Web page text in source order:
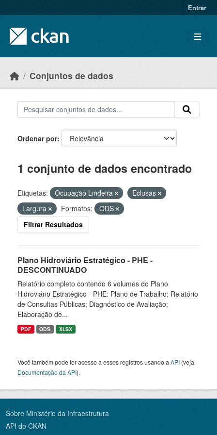
Entrar
Conjuntos de dados
Ordenar por
1 conjunto de dados encontrado
Etiquetas: Ocupação Lindeira
Eclusas
Largura
Formatos:
ODS
Filtrar Resultados
Plano Hidroviário Estratégico - PHE -
DESCONTINUADO
Relatório completo contendo 6 volumes do Plano
Hidroviário Estratégico - PHE: Plano de Trabalho; Relatório
de Consultas Públicas; Diagnóstico de Avaliação;
Elaboração de...
PDF ODS XLSX
Você também pode ter acesso a esses registros usando a API (veja
Documentação da API).
Sobre Ministério da Infraestrutura
API do CKAN